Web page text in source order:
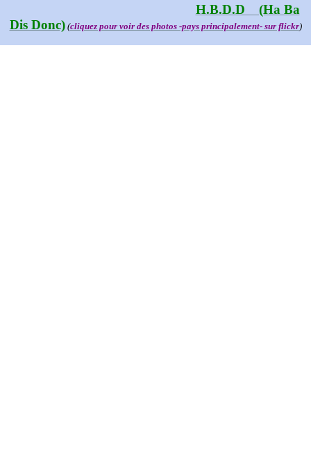
H.B.D.D (Ha Ba
Dis Donc)(cliquez pour voir des photos -pays principalement- sur flickr)